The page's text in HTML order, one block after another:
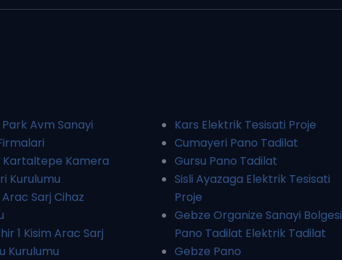
Avm Sanayi
Kartaltepe Kamera
Kurulumu
Sarj Cihaz
1 Kisim Arac Sarj
Kurulumu
Kars Elektrik Tesisati Proje
Cumayeri Pano Tadilat
Gursu Pano Tadilat
Sisli Ayazaga Elektrik Tesisati
Proje
Gebze Organize Sanayi Bolgesi
Pano Tadilat Elektrik Tadilat
Gebze Pano